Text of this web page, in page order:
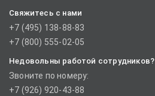
Свяжитесь с нами
+7 (495) 138-88-83
+7 (800) 555-02-05
Недовольны работой сотрудников?
Звоните по номеру:
+7 (926) 920-43-88